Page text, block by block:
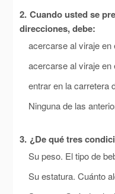
2. Cuando usted se
direcciones, debe:
acercarse al viraje en
acercarse al viraje en
entrar en la carretera
Ninguna de las
3. ¿De qué tres
Su peso. El tipo de
Su estatura. Cuánto